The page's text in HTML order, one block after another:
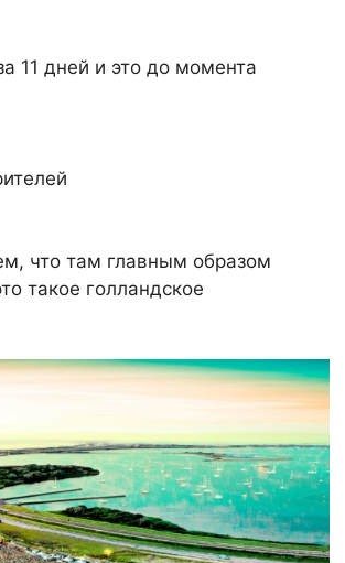
11 дней и это до момента
что там главным образом
такое голландское